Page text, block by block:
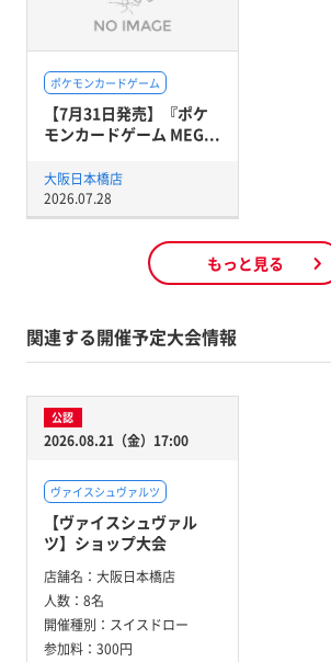
ポケモンカードゲーム
【7月31日発売】『ポケ
モンカードゲーム MEG...
大阪日本橋店
2026.07.28
もっと見る
関連する開催予定大会情報
公認
2026.08.21（金）17:00
ヴァイスシュヴァルツ
【ヴァイスシュヴァル
ツ】ショップ大会
店舗名： 大阪日本橋店
人数： 8名
開催種別： スイスドロー
参加料： 300円